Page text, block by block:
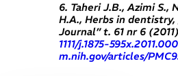
6. Taheri J.B., Azimi S.,
H.A., Herbs in
Journal” t. 61 nr 6
1111/j.1875-
m.nih.gov/articles/